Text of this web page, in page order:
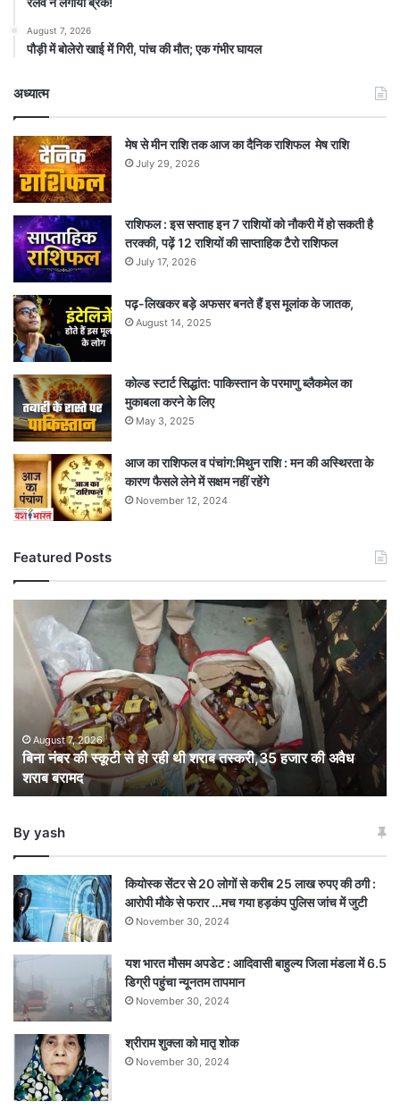
August 7, 2026
पौड़ी में बोलेरो खाई में गिरी, पांच की मौत; एक गंभीर घायल
अध्यात्म
मेष से मीन राशि तक आज का दैनिक राशिफल मेष राशि
July 29, 2026
राशिफल : इस सप्ताह इन 7 राशियों को नौकरी में हो सकती है
तरक्की, पढ़ें 12 राशियों की साप्ताहिक टैरो राशिफल
July 17, 2026
पढ़-लिखकर बड़े अफसर बनते हैं इस मूलांक के जातक,
August 14, 2025
कोल्ड स्टार्ट सिद्धांत: पाकिस्तान के परमाणु ब्लैकमेल का
मुकाबला करने के लिए
May 3, 2025
आज का राशिफल व पंचांग:मिथुन राशि : मन की अस्थिरता के
कारण फैसले लेने में सक्षम नहीं रहेंगे
November 12, 2024
Featured Posts
नंबर
की
स्कूटी
थी
शराब
तस्करी,35
हजार
अवैध
August 7, 2026
बिना नंबर की स्कूटी से हो रही थी शराब तस्करी,35 हजार की अवैध
शराब बरामद
By yash
कियोस्क सेंटर से 20 लोगों से करीब 25 लाख रुपए की ठगी :
आरोपी मौके से फरार …मच गया हड़कंप पुलिस जांच में जुटी
November 30, 2024
यश भारत मौसम अपडेट : आदिवासी बाहुल्य जिला मंडला में 6.5
डिग्री पहुंचा न्यूनतम तापमान
November 30, 2024
श्रीराम शुक्ला को मातृ शोक
November 30, 2024